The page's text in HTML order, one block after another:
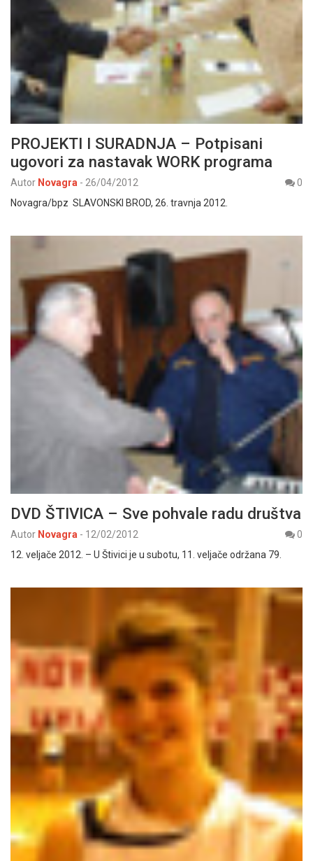
PROJEKTI I SURADNJA – Potpisani
ugovori za nastavak WORK programa
Autor Novagra - 26/04/2012
0
Novagra/bpz SLAVONSKI BROD, 26. travnja 2012.
DVD ŠTIVICA – Sve pohvale radu društva
Autor Novagra - 12/02/2012
0
12. veljače 2012. – U Štivici je u subotu, 11. veljače održana 79.